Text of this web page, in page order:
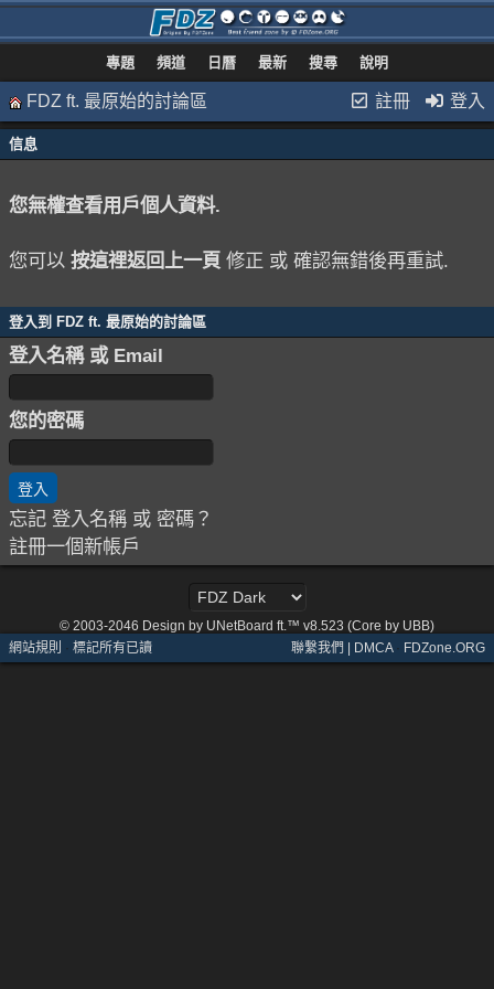
專題 頻道 日曆 最新 搜尋 說明
註冊 登入
FDZ ft. 最原始的討論區
信息
您無權查看用戶個人資料.
您可以 按這裡返回上一頁 修正 或 確認無錯後再重試.
登入到 FDZ ft. 最原始的討論區
登入名稱 或 Email
您的密碼
忘記 登入名稱 或 密碼？
註冊一個新帳戶
© 2003-2046 Design by UNetBoard ft.™ v8.523 (Core by UBB)
網站規則 · 標記所有已讀 聯繫我們 | DMCA· FDZone.ORG